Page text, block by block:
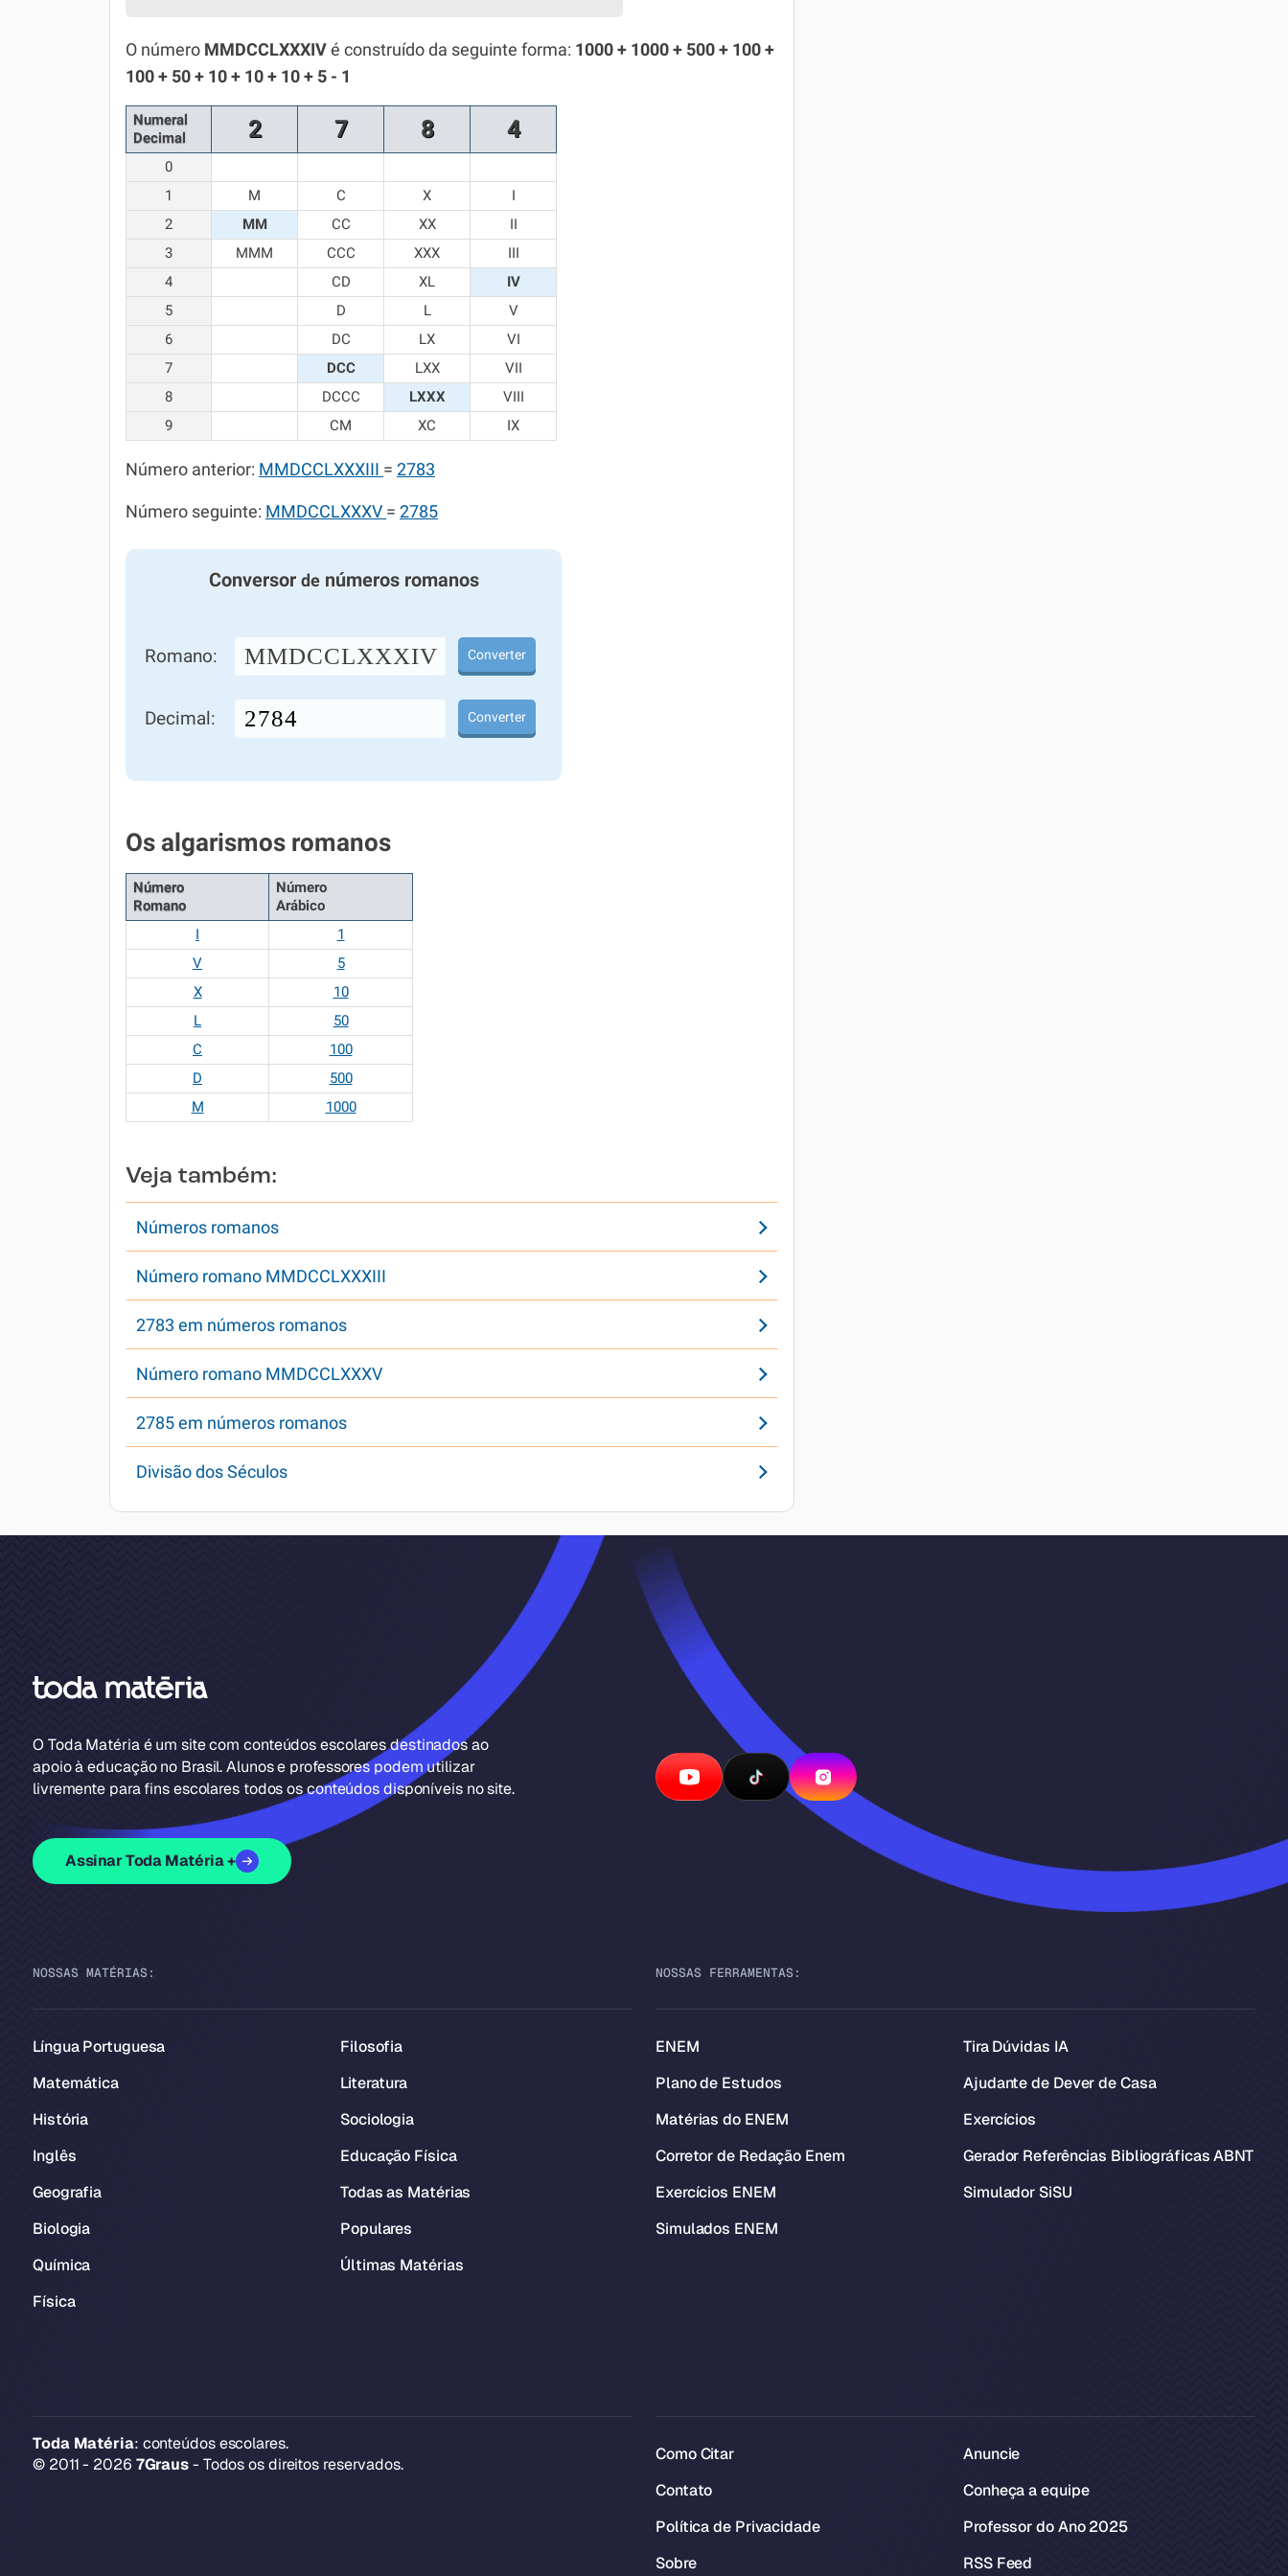
Química
Todos os Exercícios
O número MMDCCLXXXIV é construído da seguinte forma: 1000 + 1000 + 500 + 100 +
100 + 50 + 10 + 10 + 10 + 5 - 1
Numeral
Decimal
2 7 8 4
0
1
M C X
I
2
MM CC XX
II
3
MMM CCC XXX
III
4
CD XL
IV
5
D L
V
6
DC LX
VI
7
DCC LXX
VII
8
DCCC LXXX
VIII
9
CM XC IX
Número anterior: MMDCCLXXXIII = 2783
Número seguinte: MMDCCLXXXV = 2785
Conversor denúmeros romanos
Romano: MMDCCLXXXIV Converter
Decimal: Converter
Os algarismos romanos
Número
Romano
Número
Arábico
I
1
V
5
X
10
L
50
C
100
D
500
M
1000
Veja também:
Números romanos
Número romano MMDCCLXXXIII
2783 em números romanos
Número romano MMDCCLXXXV
2785 em números romanos
Divisão dos Séculos
O Toda Matéria é um site com conteúdos escolares destinados ao
apoio à educação no Brasil. Alunos e professores podem utilizar
livremente para fins escolares todos os conteúdos disponíveis no site.
Assinar Toda Matéria +
NOSSAS MATÉRIAS:
Língua Portuguesa
Matemática
História
Inglês
Geografia
Biologia
Química
Física
Filosofia
Literatura
Sociologia
Educação Física
Todas as Matérias
Populares
Últimas Matérias
NOSSAS FERRAMENTAS:
ENEM
Plano de Estudos
Matérias do ENEM
Corretor de Redação Enem
Exercícios ENEM
Simulados ENEM
Tira Dúvidas IA
Ajudante de Dever de Casa
Exercícios
Gerador Referências Bibliográficas ABNT
Simulador SiSU
Toda Matéria: conteúdos escolares.
© 2011 - 2026 7Graus- Todos os direitos reservados.
Como Citar
Contato
Política de Privacidade
Sobre
Anuncie
Conheça a equipe
Professor do Ano 2025
RSS Feed